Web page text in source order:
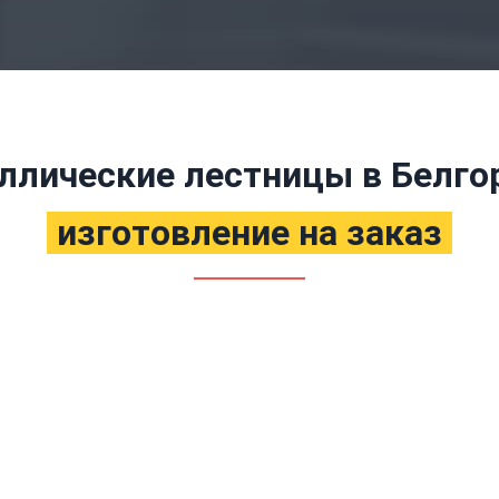
лестницы в
изготовление на заказ